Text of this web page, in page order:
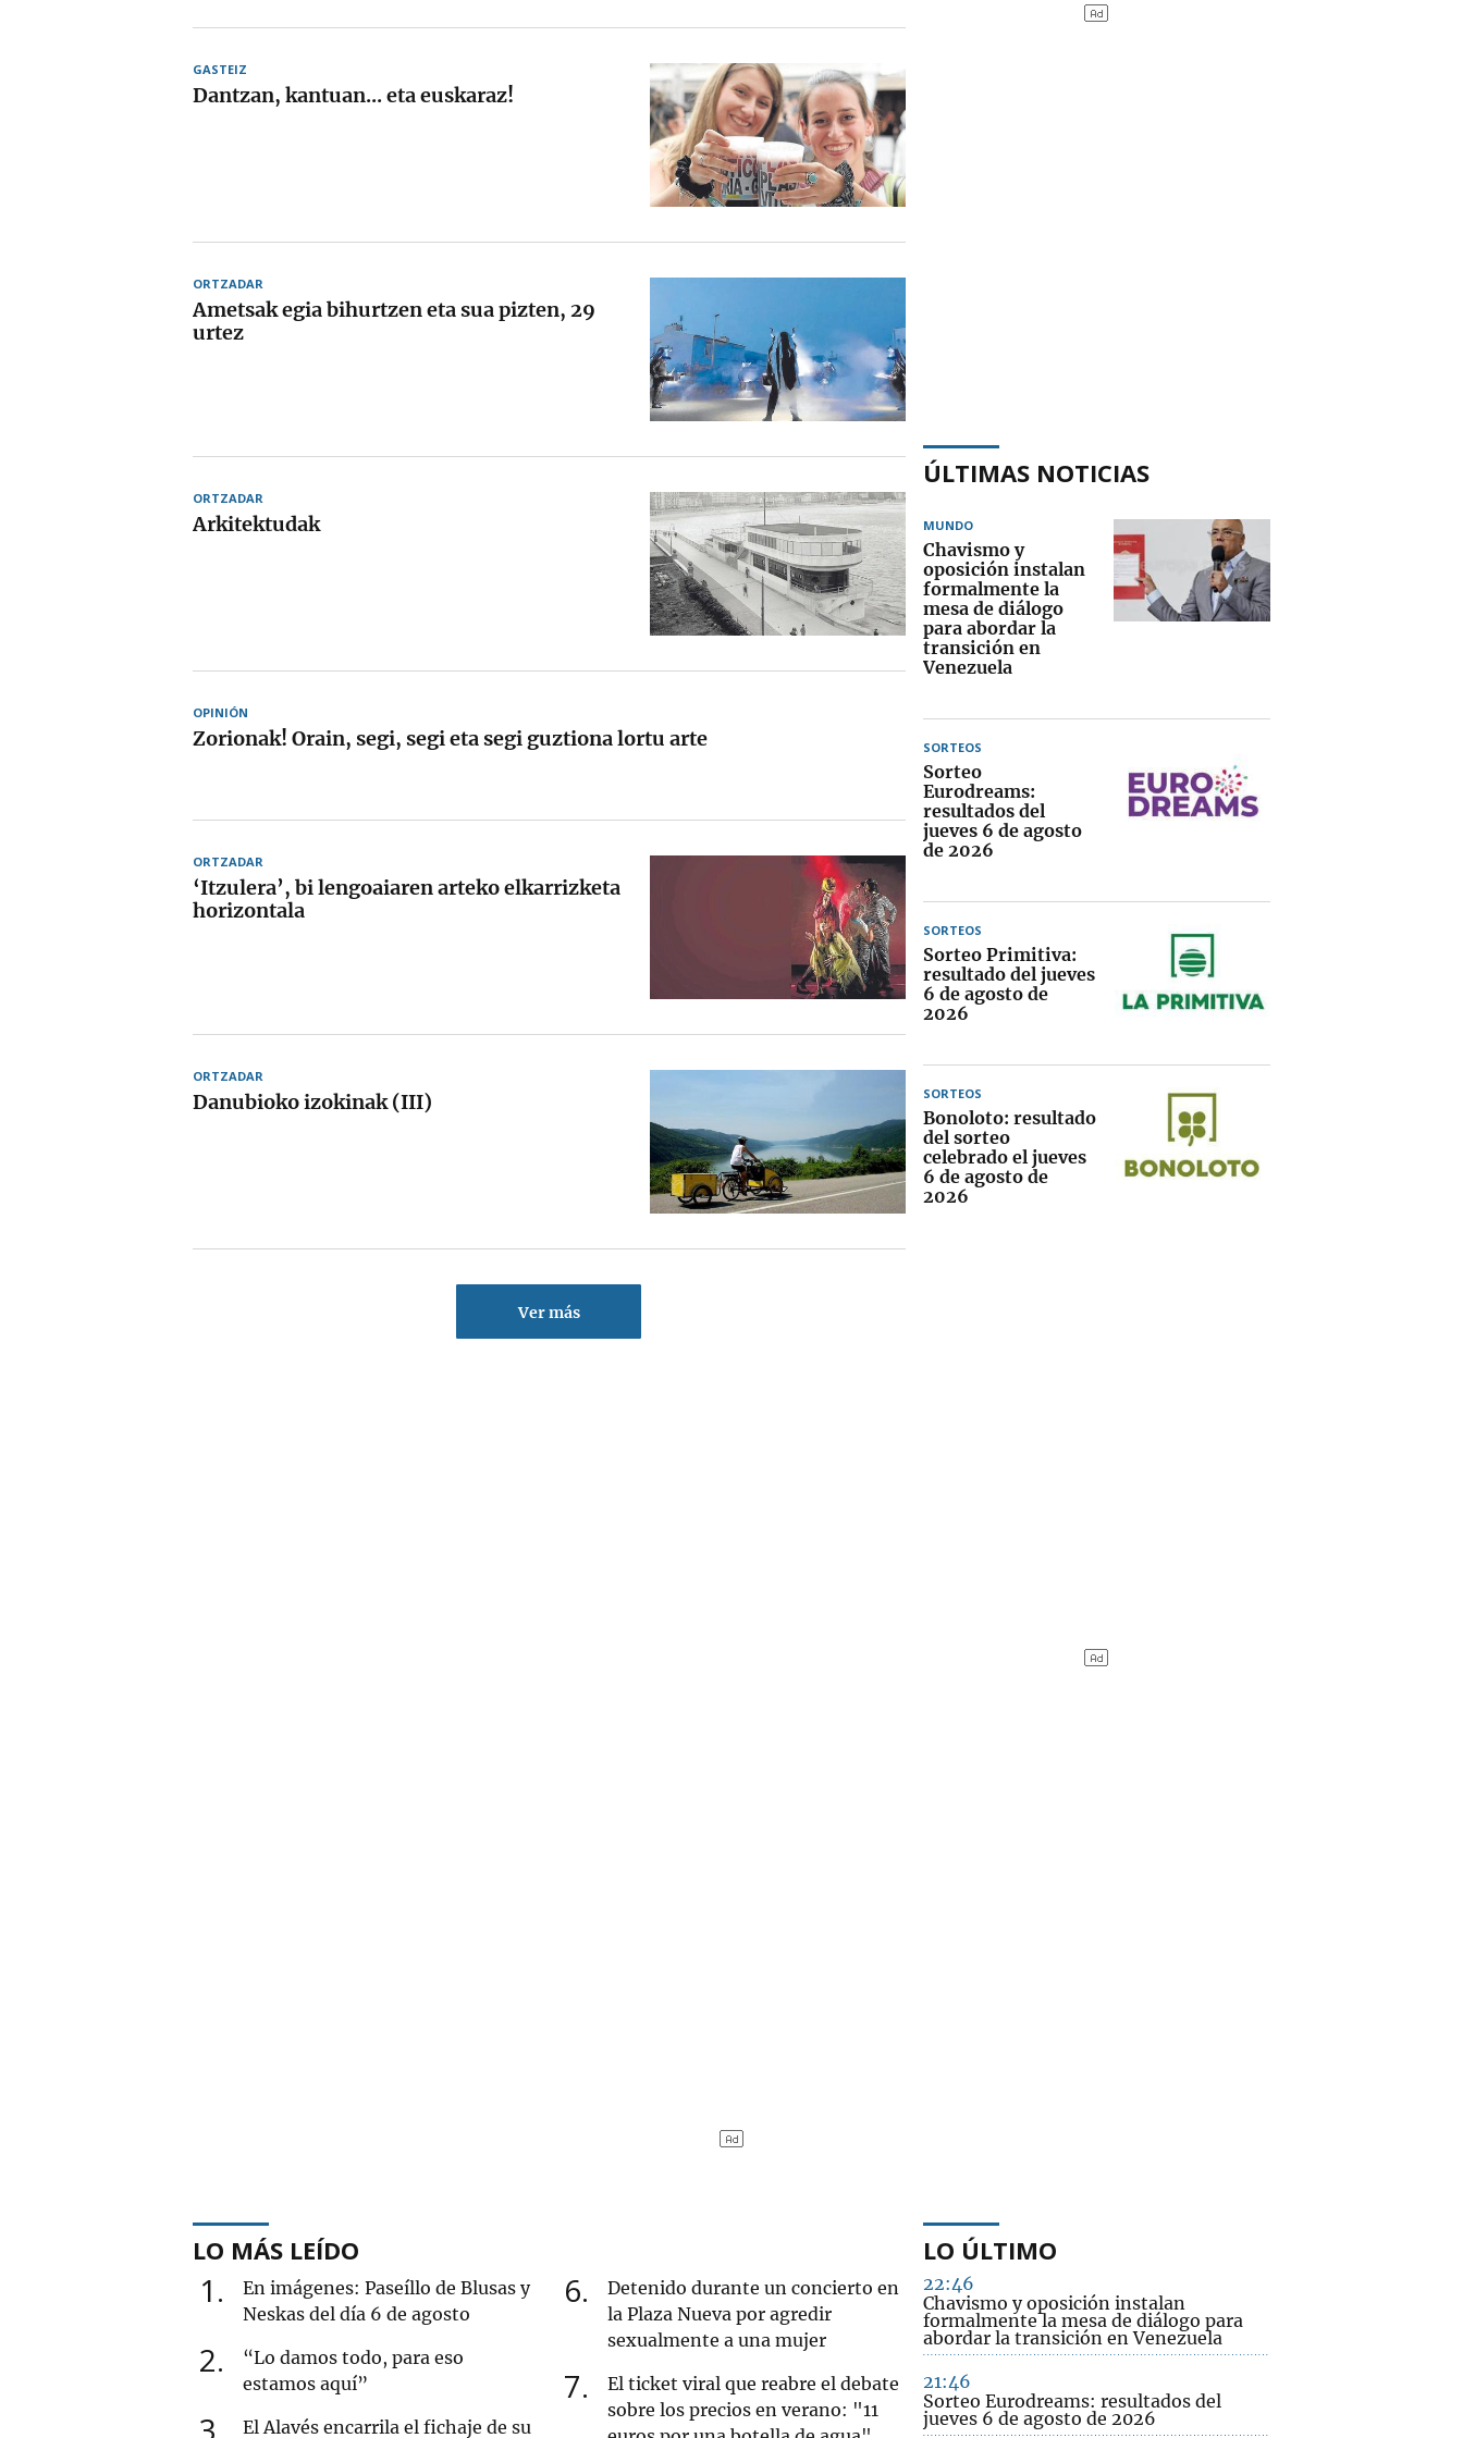
GASTEIZ
Dantzan, kantuan... eta euskaraz!
ORTZADAR
Ametsak egia bihurtzen eta sua pizten, 29
urtez
ORTZADAR
Arkitektudak
OPINIÓN
Zorionak! Orain, segi, segi eta segi guztiona lortu arte
ORTZADAR
‘Itzulera’, bi lengoaiaren arteko elkarrizketa
horizontala
ORTZADAR
Danubioko izokinak (III)
Ver más
ÚLTIMAS NOTICIAS
MUNDO
Chavismo y
oposición instalan
formalmente la
mesa de diálogo
para abordar la
transición en
Venezuela
SORTEOS
Sorteo
Eurodreams:
resultados del
jueves 6 de agosto
de 2026
SORTEOS
Sorteo Primitiva:
resultado del jueves
6 de agosto de
2026
SORTEOS
Bonoloto: resultado
del sorteo
celebrado el jueves
6 de agosto de
2026
LO MÁS LEÍDO
1
En imágenes: Paseíllo de Blusas y
Neskas del día 6 de agosto
2
“Lo damos todo, para eso
estamos aquí”
3 El Alavés encarrila el fichaje de su
6
Detenido durante un concierto en
la Plaza Nueva por agredir
sexualmente a una mujer
7
El ticket viral que reabre el debate
sobre los precios en verano: "11
LO ÚLTIMO
22:46
Chavismo y oposición instalan
formalmente la mesa de diálogo para
abordar la transición en Venezuela
21:46
Sorteo Eurodreams: resultados del
jueves 6 de agosto de 2026